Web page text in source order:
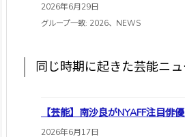
2026年6月29日
グループ一致: 2026、NEWS
同じ時期に起きた芸能ニュ
【芸能】南沙良がNYAFF注目俳
2026年6月17日